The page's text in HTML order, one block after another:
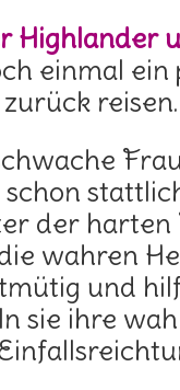
Highlander
einmal
der harten
wahren
und
sie ihre